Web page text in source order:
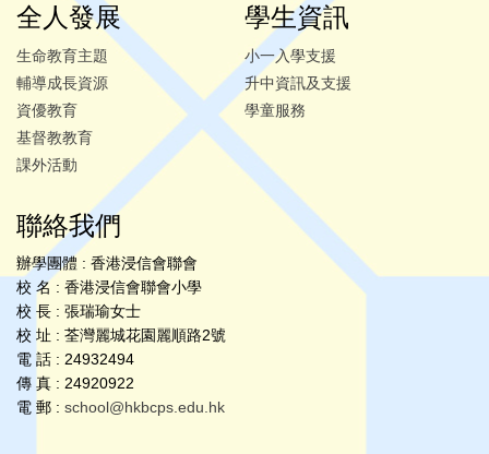
全人發展
生命教育主題
輔導成長資源
資優教育
基督教教育
課外活動
學生資訊
小一入學支援
升中資訊及支援
學童服務
聯絡我們
辦學團體 : 香港浸信會聯會
校 名 : 香港浸信會聯會小學
校 長 : 張瑞瑜女士
校 址 : 荃灣麗城花園麗順路2號
電 話 : 24932494
傳 真 : 24920922
電 郵 : school@hkbcps.edu.hk